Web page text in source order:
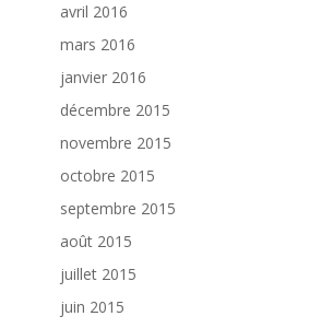
avril 2016
mars 2016
janvier 2016
décembre 2015
novembre 2015
octobre 2015
septembre 2015
août 2015
juillet 2015
juin 2015